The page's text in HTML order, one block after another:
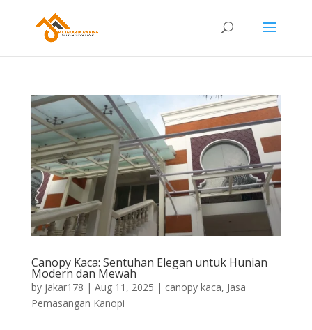
Canopy Kaca: Sentuhan Elegan untuk Hunian
Modern dan Mewah
by jakar178 | Aug 11, 2025 | canopy kaca, Jasa
Pemasangan Kanopi